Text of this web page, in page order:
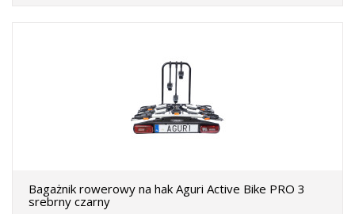
Bagażnik rowerowy na hak Aguri Active Bike PRO 3
srebrny czarny